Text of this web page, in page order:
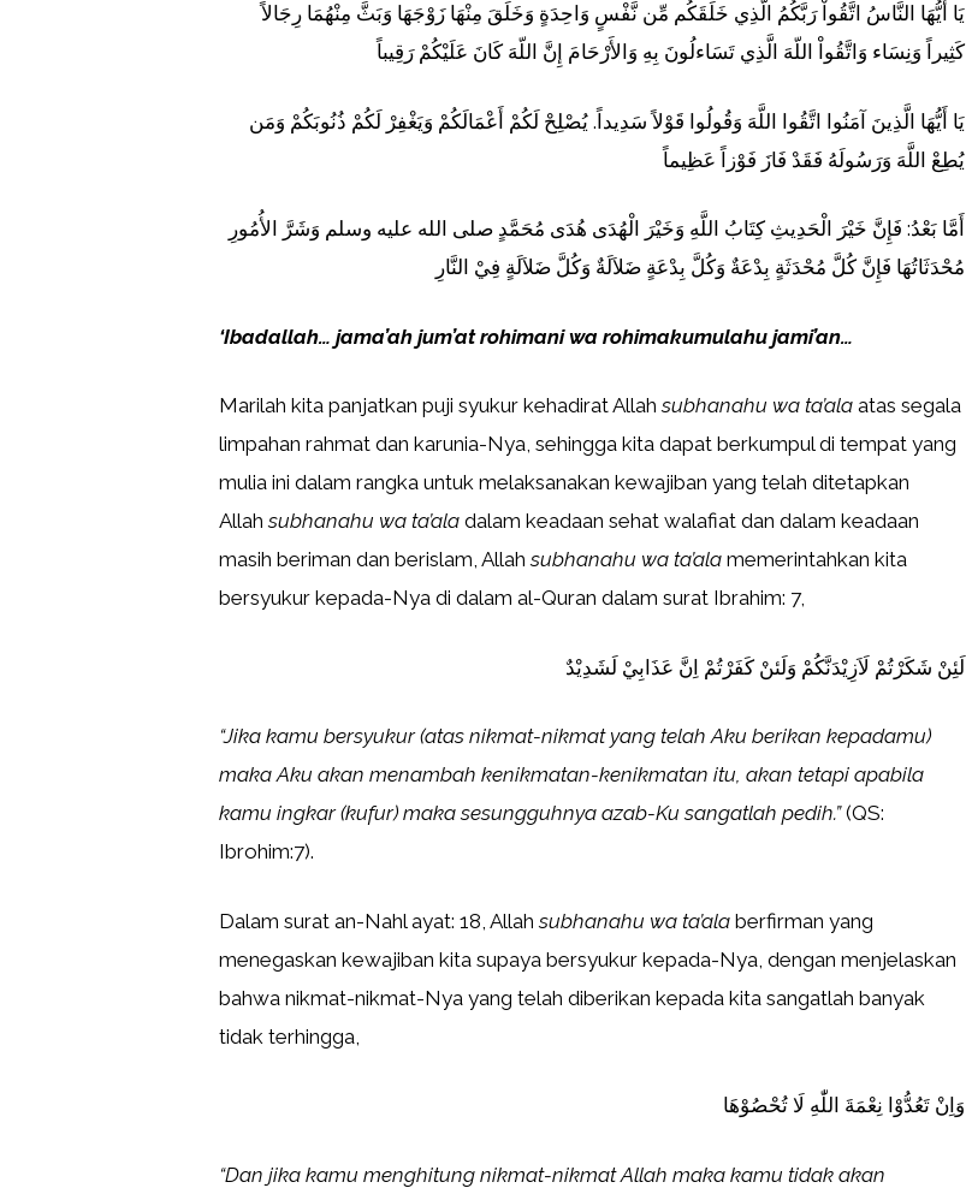
يَا أَيُّهَا النَّاسُ اتَّقُواْ رَبَّكُمُ الَّذِي خَلَقَكُم مِّن نَّفْسٍ وَاحِدَةٍ وَخَلَقَ مِنْهَا زَوْجَهَا وَبَثَّ مِنْهُمَا رِجَالاً
كَثِيراً وَنِسَاء وَاتَّقُواْ اللّهَ الَّذِي تَسَاءلُونَ بِهِ وَالأَرْحَامَ إِنَّ اللّهَ كَانَ عَلَيْكُمْ رَقِيباً
يَا أَيُّهَا الَّذِينَ آمَنُوا اتَّقُوا اللَّهَ وَقُولُوا قَوْلاً سَدِيداً. يُصْلِحْ لَكُمْ أَعْمَالَكُمْ وَيَغْفِرْ لَكُمْ ذُنُوبَكُمْ وَمَن
يُطِعْ اللَّهَ وَرَسُولَهُ فَقَدْ فَازَ فَوْزاً عَظِيماً
أَمَّا بَعْدُ: فَإِنَّ خَيْرَ الْحَدِيثِ كِتَابُ اللَّهِ وَخَيْرَ الْهُدَى هُدَى مُحَمَّدٍ صلى الله عليه وسلم وَشَرَّ الأُمُورِ
مُحْدَثَاتُهَا فَإِنَّ كُلَّ مُحْدَثَةٍ بِدْعَةٌ وَكُلَّ بِدْعَةٍ ضَلاَلَةٌ وَكُلَّ ضَلاَلَةٍ فِيْ النَّارِ
‘Ibadallah… jama’ah jum’at rohimani wa rohimakumulahu jami’an…
Marilah kita panjatkan puji syukur kehadirat Allahsubhanahu wa ta’ala atas segala
limpahan rahmat dan karunia-Nya, sehingga kita dapat berkumpul di tempat yang
mulia ini dalam rangka untuk melaksanakan kewajiban yang telah ditetapkan
Allahsubhanahu wa ta’ala dalam keadaan sehat walafiat dan dalam keadaan
masih beriman dan berislam, Allahsubhanahu wa ta’ala memerintahkan kita
bersyukur kepada-Nya di dalam al-Quran dalam surat Ibrahim: 7,
لَئِنْ شَكَرْتُمْ لَاَزِيْدَنَّكُمْ وَلَئنْ كَفَرْتُمْ اِنَّ عَذَابِيْ لَشَدِيْدٌ
“Jika kamu bersyukur (atas nikmat-nikmat yang telah Aku berikan kepadamu)
maka Aku akan menambah kenikmatan-kenikmatan itu, akan tetapi apabila
kamu ingkar (kufur) maka sesungguhnya azab-Ku sangatlah pedih.”(QS:
Ibrohim:7).
Dalam surat an-Nahl ayat: 18, Allahsubhanahu wa ta’ala berfirman yang
menegaskan kewajiban kita supaya bersyukur kepada-Nya, dengan menjelaskan
bahwa nikmat-nikmat-Nya yang telah diberikan kepada kita sangatlah banyak
tidak terhingga,
وَاِنْ تَعُدُّوْا نِعْمَةَ اللّٰهِ لَا تُحْصُوْهَا
“Dan jika kamu menghitung nikmat-nikmat Allah maka kamu tidak akan